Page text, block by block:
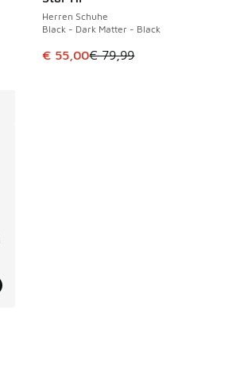
Herren Schuhe
Black - Dark Matter - Black
Dieser Artikel ist im Sale. Der
€ 55,00€ 79,99